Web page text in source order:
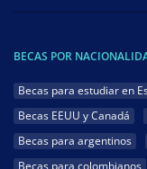
BECAS POR
Becas para estudiar en
Becas EEUU y Canadá
Becas para argentinos
Becas para colombianos